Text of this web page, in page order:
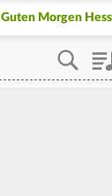
Guten Morgen